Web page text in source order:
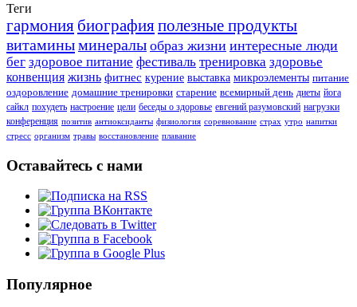
Теги
гармония биографияполезные продукты
витаминыминералы образ жизни интересные люди
бег здоровое питание фестиваль тренировка здоровье
конвенция жизнь фитнес курение выставка микроэлементы питание
оздоровление домашние тренировки старение всемирный день диеты йога
сайкл похудеть настроение цели беседы о здоровье евгений разумовский нагрузки
конференция позитив антиоксиданты физиология соревнование страх утро напитки
стресс организм травы восстановление плавание
Оставайтесь с нами
Популярное